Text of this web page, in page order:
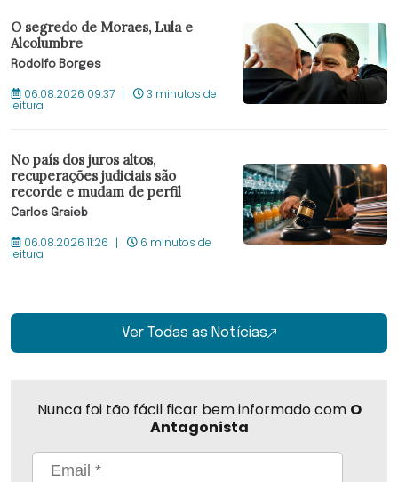
O segredo de Moraes, Lula e
Alcolumbre
Rodolfo Borges
06.08.2026 09:37 3 minutos de
leitura
No país dos juros altos,
recuperações judiciais são
recorde e mudam de perfil
Carlos Graieb
06.08.2026 11:26 6 minutos de
leitura
Ver Todas as Notícias
Nunca foi tão fácil ficar bem informado com O
Antagonista